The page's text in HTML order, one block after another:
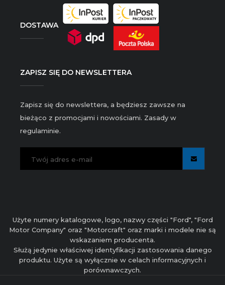
DOSTAWA
ZAPISZ SIĘ DO NEWSLETTERA
Zapisz się do newslettera, a będziesz zawsze na
bieżąco z promocjami i nowościami. Zasady w
regulaminie.
Użyte numery katalogowe, logo, nazwy części "Ford", "Ford
Motor Company" oraz "Motorcraft" oraz marki i modele nie są
wskazaniem producenta.
Służą jedynie właściwej identyfikacji zastosowania danego
produktu. Użyte są wyłącznie w celach informacyjnych i
porównawczych.